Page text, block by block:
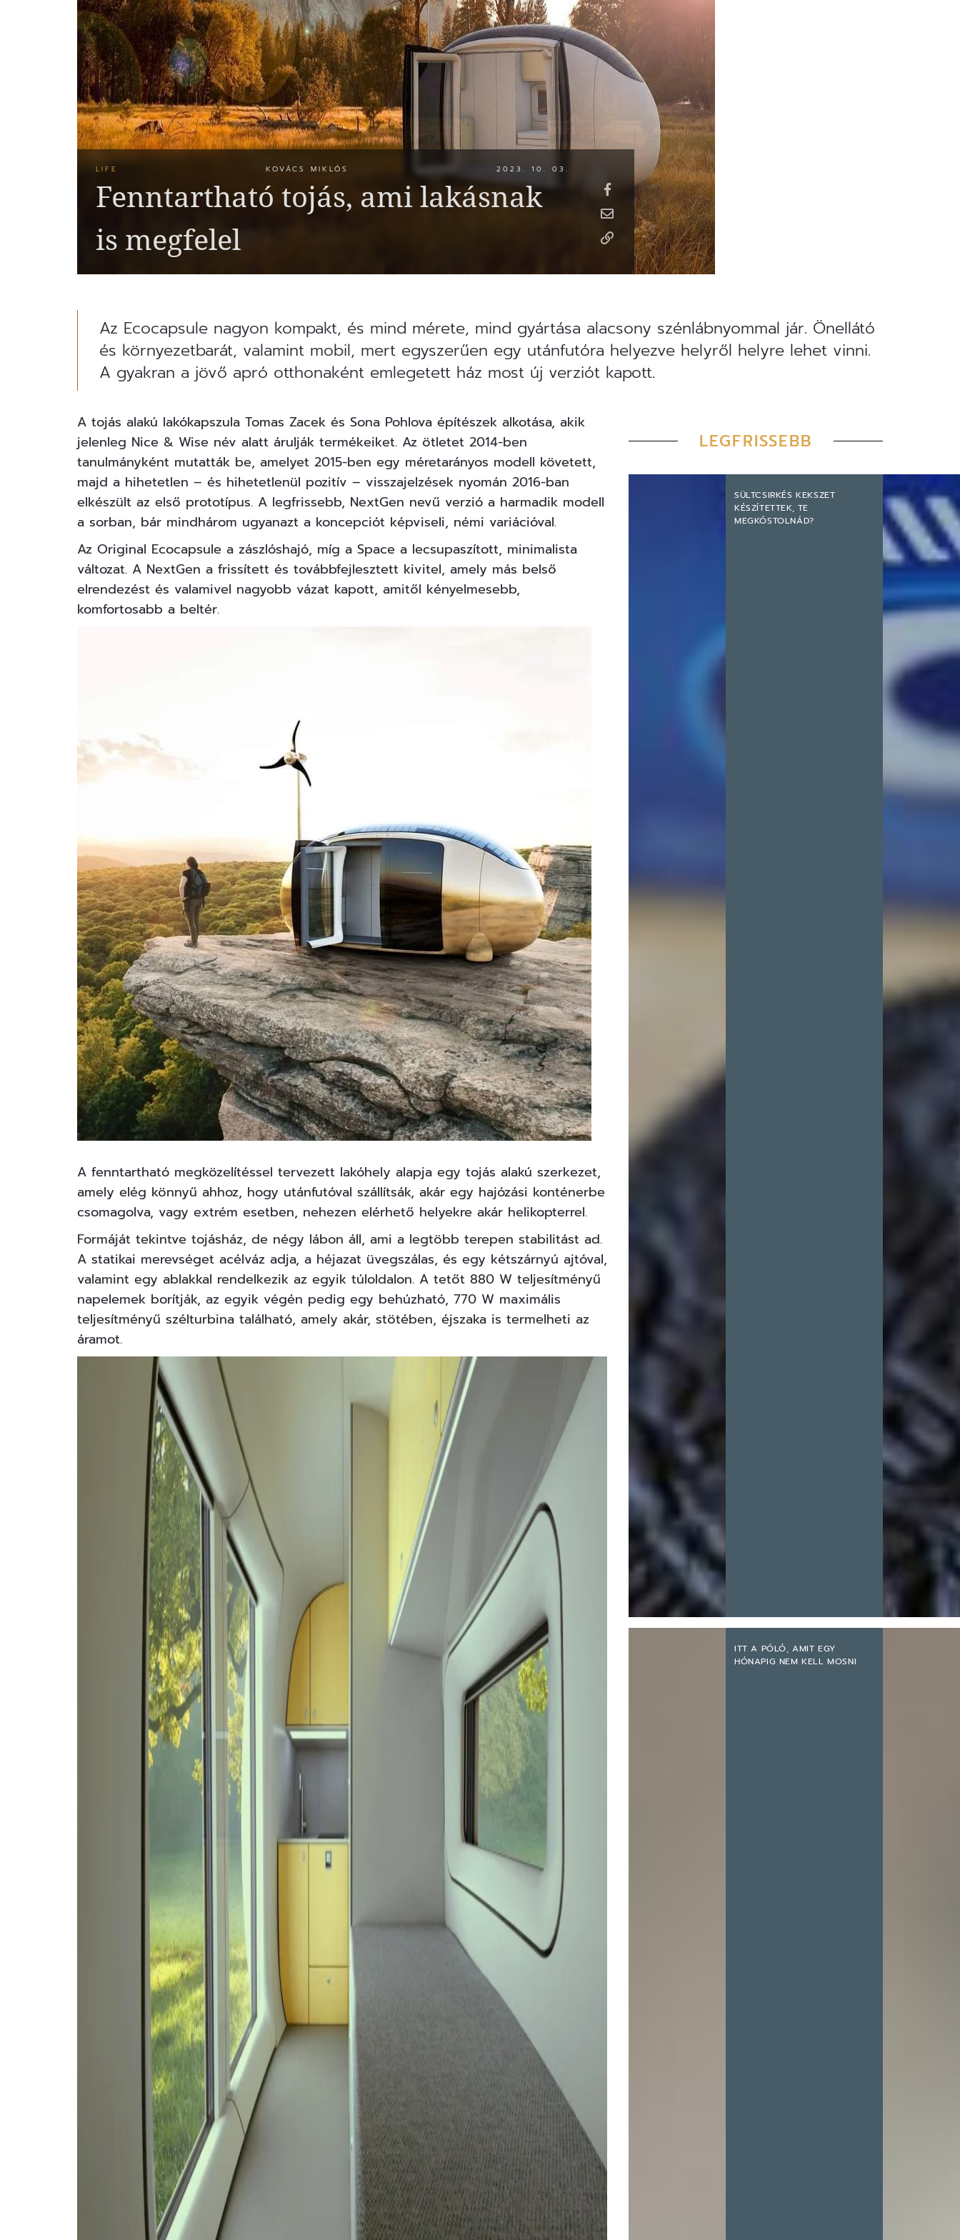
LIFE KOVÁCS MIKLÓS 2023. 10. 03.
Fenntartható tojás, ami lakásnak
is megfelel
Az Ecocapsule nagyon kompakt, és mind mérete, mind gyártása alacsony szénlábnyommal jár. Önellátó
és környezetbarát, valamint mobil, mert egyszerűen egy utánfutóra helyezve helyről helyre lehet vinni.
A gyakran a jövő apró otthonaként emlegetett ház most új verziót kapott.
A tojás alakú lakókapszula Tomas Zacek és Sona Pohlova építészek alkotása, akik
jelenleg Nice & Wise név alatt árulják termékeiket. Az ötletet 2014-ben
tanulmányként mutatták be, amelyet 2015-ben egy méretarányos modell követett,
majd a hihetetlen – és hihetetlenül pozitív – visszajelzések nyomán 2016-ban
elkészült az első prototípus. A legfrissebb, NextGen nevű verzió a harmadik modell
a sorban, bár mindhárom ugyanazt a koncepciót képviseli, némi variációval.
Az Original Ecocapsule a zászlóshajó, míg a Space a lecsupaszított, minimalista
változat. A NextGen a frissített és továbbfejlesztett kivitel, amely más belső
elrendezést és valamivel nagyobb vázat kapott, amitől kényelmesebb,
komfortosabb a beltér.
A fenntartható megközelítéssel tervezett lakóhely alapja egy tojás alakú szerkezet,
amely elég könnyű ahhoz, hogy utánfutóval szállítsák, akár egy hajózási konténerbe
csomagolva, vagy extrém esetben, nehezen elérhető helyekre akár helikopterrel.
Formáját tekintve tojásház, de négy lábon áll, ami a legtöbb terepen stabilitást ad.
A statikai merevséget acélváz adja, a héjazat üvegszálas, és egy kétszárnyú ajtóval,
valamint egy ablakkal rendelkezik az egyik túloldalon. A tetőt 880 W teljesítményű
napelemek borítják, az egyik végén pedig egy behúzható, 770 W maximális
teljesítményű szélturbina található, amely akár, stötében, éjszaka is termelheti az
áramot.
LEGFRISSEBB
SÜLTCSIRKÉS KEKSZET
KÉSZÍTETTEK, TE
MEGKÓSTOLNÁD?
ITT A PÓLÓ, AMIT EGY
HÓNAPIG NEM KELL MOSNI